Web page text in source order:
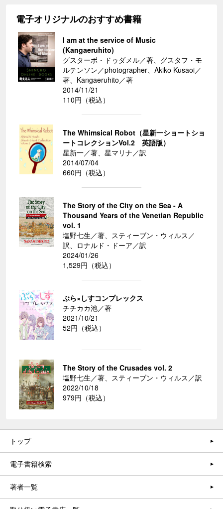
電子オリジナルのおすすめ書籍
I am at the service of Music
(Kangaeruhito)
グスターボ・ドゥダメル／著、グスタフ・モ
ルテンソン／photographer、Akiko Kusaoi／
著、Kangaeruhito／著
2014/11/21
110円（税込）
The Whimsical Robot（星新一ショートショ
ートコレクションVol.2 英語版）
星新一／著、星マリナ／訳
2014/07/04
660円（税込）
The Story of the City on the Sea - A
Thousand Years of the Venetian Republic
vol. 1
塩野七生／著、スティーブン・ウィルス／
訳、ロナルド・ドーア／訳
2024/01/26
1,529円（税込）
ぶら×しすコンプレックス
チチカカ池／著
2021/10/21
52円（税込）
The Story of the Crusades vol. 2
塩野七生／著、スティーブン・ウィルス／訳
2022/10/18
979円（税込）
トップ
電子書籍検索
著者一覧